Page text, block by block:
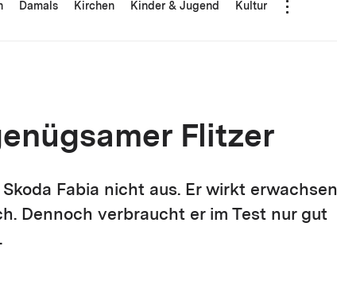
Damals Kirchen Kinder & Jugend Kultur
Flitzer
Fabia nicht aus. Er wirkt erwachsen
Dennoch verbraucht er im Test nur gut